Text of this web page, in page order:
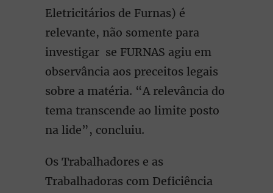
Eletricitários de Furnas) é
relevante, não somente para
investigar se FURNAS agiu em
observância aos preceitos legais
sobre a matéria. “A relevância do
tema transcende ao limite posto
na lide”, concluiu.
Os Trabalhadores e as
Trabalhadoras com Deficiência